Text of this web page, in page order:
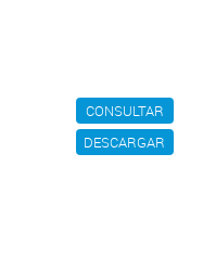
CONSULTAR
DESCARGAR